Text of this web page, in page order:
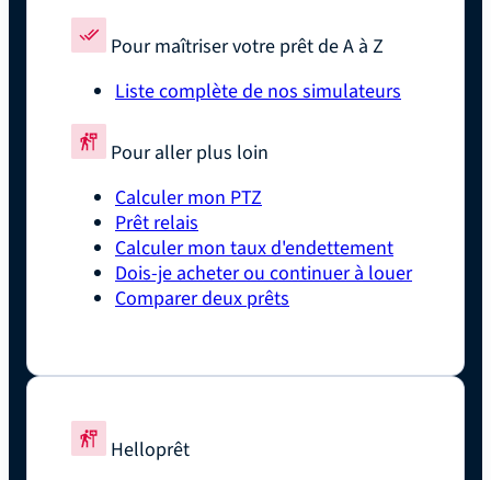
Pour maîtriser votre prêt de A à Z
Liste complète de nos simulateurs
Pour aller plus loin
Calculer mon PTZ
Prêt relais
Calculer mon taux d'endettement
Dois-je acheter ou continuer à louer
Comparer deux prêts
Helloprêt